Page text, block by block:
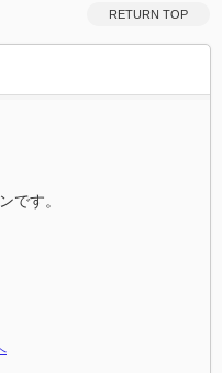
RETURN TOP
です。